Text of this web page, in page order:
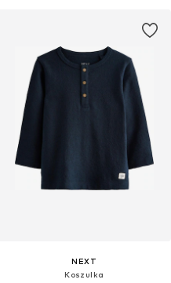
NEXT
Koszulka